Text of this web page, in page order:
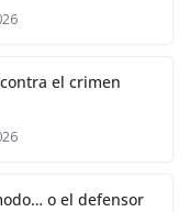
el crimen
o el defensor